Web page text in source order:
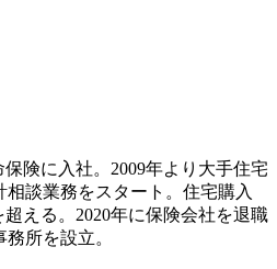
険に入社。2009年より大手住宅
相談業務をスタート。住宅購入
える。2020年に保険会社を退職
所を設立。